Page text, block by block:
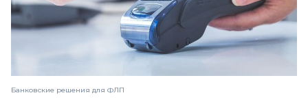
Банковские решения для ФЛП